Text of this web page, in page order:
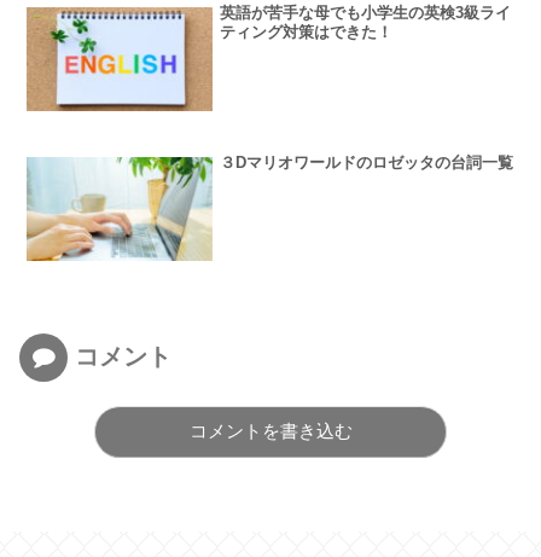
英語が苦手な母でも小学生の英検3級ライ
ティング対策はできた！
３Dマリオワールドのロゼッタの台詞一覧
コメント
コメントを書き込む